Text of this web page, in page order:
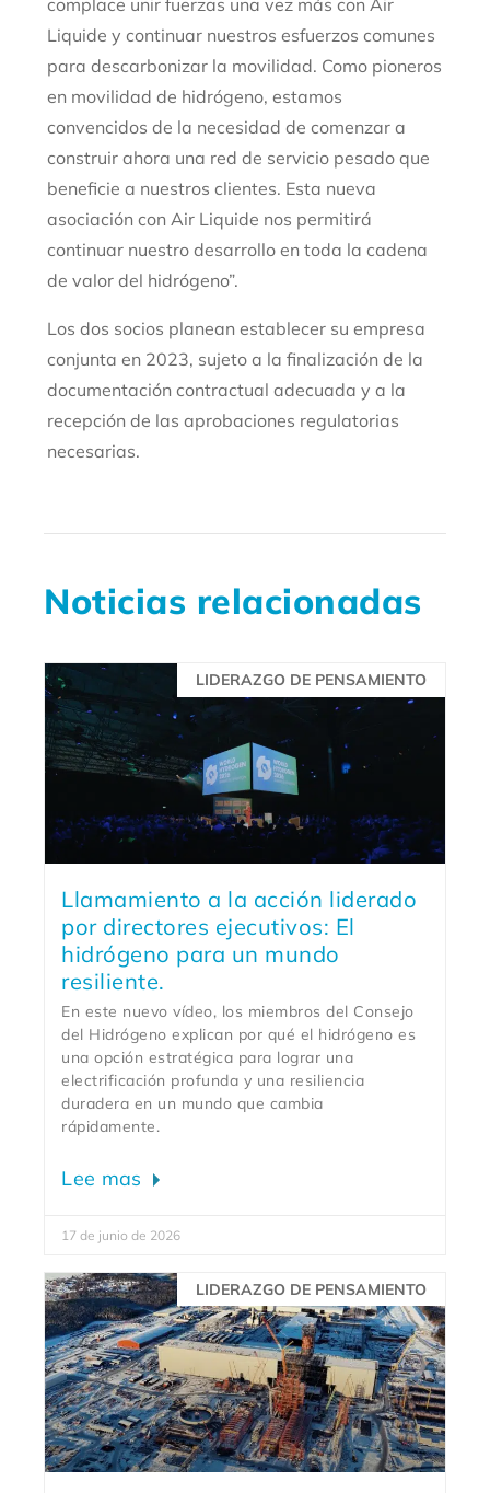
complace unir fuerzas una vez más con Air
Liquide y continuar nuestros esfuerzos comunes
para descarbonizar la movilidad. Como pioneros
en movilidad de hidrógeno, estamos
convencidos de la necesidad de comenzar a
construir ahora una red de servicio pesado que
beneficie a nuestros clientes. Esta nueva
asociación con Air Liquide nos permitirá
continuar nuestro desarrollo en toda la cadena
de valor del hidrógeno”.
Los dos socios planean establecer su empresa
conjunta en 2023, sujeto a la finalización de la
documentación contractual adecuada y a la
recepción de las aprobaciones regulatorias
necesarias.
Noticias relacionadas
LIDERAZGO DE PENSAMIENTO
Llamamiento a la acción liderado
por directores ejecutivos: El
hidrógeno para un mundo
resiliente.
En este nuevo vídeo, los miembros del Consejo
del Hidrógeno explican por qué el hidrógeno es
una opción estratégica para lograr una
electrificación profunda y una resiliencia
duradera en un mundo que cambia
rápidamente.
Lee mas
17 de junio de 2026
LIDERAZGO DE PENSAMIENTO